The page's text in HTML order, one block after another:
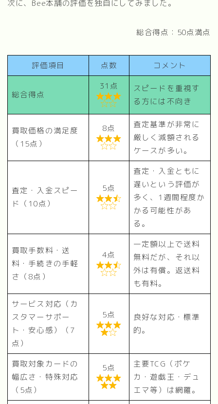
次に、Bee本舗の評価を独自にしてみました。
総合得点：50点満点
評価項目 点数 コメント
総合得点
31点


スピードを重視す
る方には不向き
買取価格の満足度
（15点）
8点


査定基準が非常に
厳しく減額される
ケースが多い。
査定・入金スピー
ド（10点）
5点


査定・入金ともに
遅いという評価が
多く、1週間程度か
かる可能性があ
る。
買取手数料・送
料・手続きの手軽
さ（8点）
4点


一定額以上で送料
無料だが、それ以
外は有償。返送料
も有料。
サービス対応（カ
スタマーサポー
ト・安心感）（7
点）
5点


良好な対応・標準
的。
買取対象カードの
幅広さ・特殊対応
（5点）
5点


主要TCG（ポケ
カ・遊戯王・デュ
エマ等）は網羅。